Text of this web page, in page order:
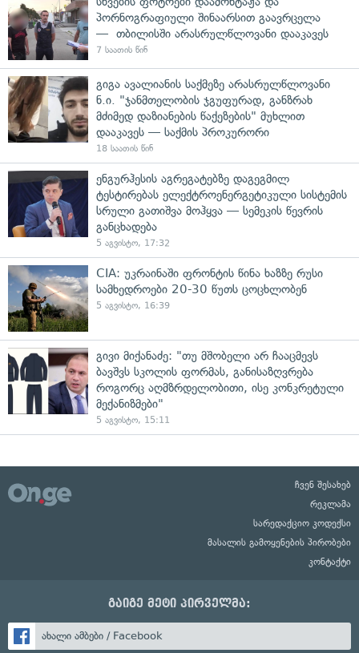
პორნოგრაფიული შინაარსით გაავრცელა
— თბილისში არასრულწლოვანი დააკავეს
7 საათის წინ
გიგა ავალიანის საქმეზე არასრულწლოვანი
ნ.ი. "ჯანმთელობის ჯგუფურად, განზრახ
მძიმედ დაზიანების წაქეზების" მუხლით
დააკავეს — საქმის პროკურორი
18 საათის წინ
ენგურჰესის აგრეგატებზე დაგეგმილ
ტესტირებას ელექტროენერგეტიკული სისტემის
სრული გათიშვა მოჰყვა — სემეკის წევრის
განცხადება
5 აგვისტო, 17:32
CIA: უკრაინაში ფრონტის წინა ხაზზე რუსი
სამხედროები 20-30 წუთს ცოცხლობენ
5 აგვისტო, 16:39
გივი მიქანაძე: "თუ მშობელი არ ჩააცმევს
ბავშვს სკოლის ფორმას, განისაზღვრება
როგორც აღმზრდელობითი, ისე კონკრეტული
მექანიზმები"
5 აგვისტო, 15:11
ჩვენ შესახებ
რეკლამა
სარედაქციო კოდექსი
მასალის გამოყენების პირობები
კონტაქტი
გაიგე მეტი პირველმა:
ახალი ამბები / Facebook